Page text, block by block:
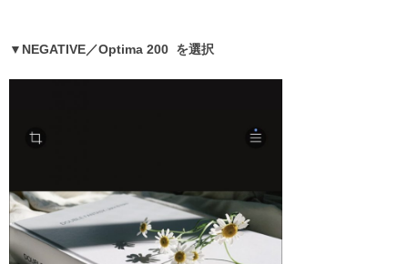
▼NEGATIVE／Optima 200 を選択